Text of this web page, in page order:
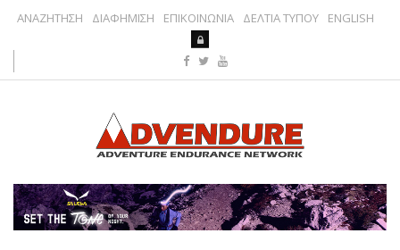
ΑΝΑΖΗΤΗΣΗ ΔΙΑΦΗΜΙΣΗ ΕΠΙΚΟΙΝΩΝΙΑ ΔΕΛΤΙΑ ΤΥΠΟΥ ENGLISH